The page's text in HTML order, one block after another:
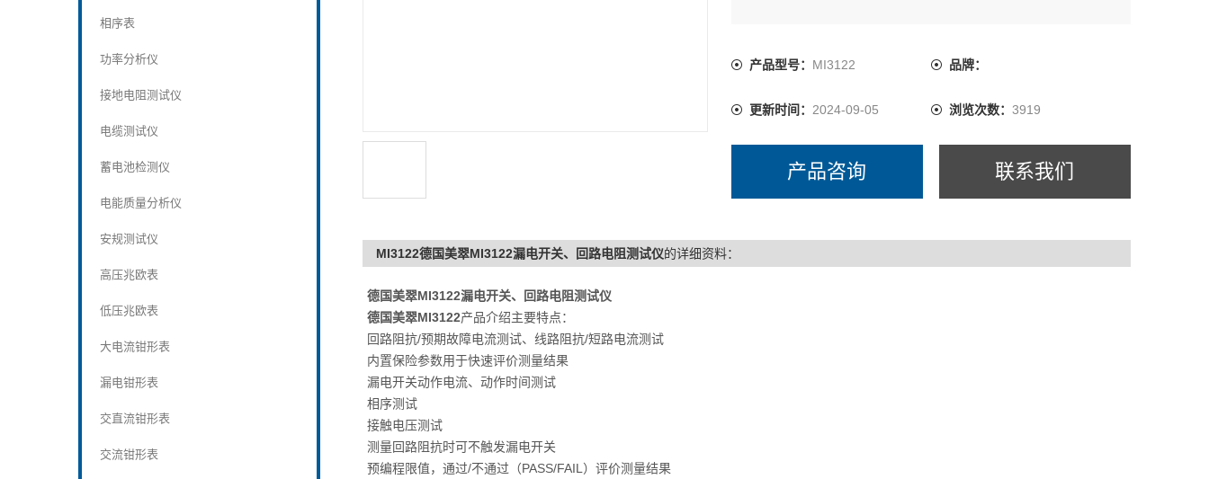
相序表
功率分析仪
接地电阻测试仪
电缆测试仪
蓄电池检测仪
电能质量分析仪
安规测试仪
高压兆欧表
低压兆欧表
大电流钳形表
漏电钳形表
交直流钳形表
交流钳形表
产品型号： MI3122 品牌：
更新时间： 2024-09-05 浏览次数： 3919
产品咨询 联系我们
MI3122德国美翠MI3122漏电开关、回路电阻测试仪的详细资料：
德国美翠MI3122漏电开关、回路电阻测试仪
德国美翠MI3122产品介绍主要特点：
回路阻抗/预期故障电流测试、线路阻抗/短路电流测试
内置保险参数用于快速评价测量结果
漏电开关动作电流、动作时间测试
相序测试
接触电压测试
测量回路阻抗时可不触发漏电开关
预编程限值，通过/不通过（PASS/FAIL）评价测量结果